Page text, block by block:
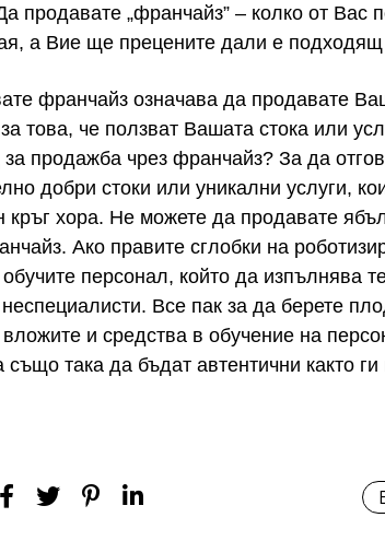
продавате „франчайз” – колко от
а Вие ще прецените дали е
франчайз означава да продавате
това, че ползват Вашата стока или
продажба чрез франчайз? За да
добри стоки или уникални услуги,
кръг хора. Не можете да продавате
Ако правите сглобки на
персонал, който да изпълнява
Все пак за да берете
и средства в обучение на
също така да бъдат автентични както